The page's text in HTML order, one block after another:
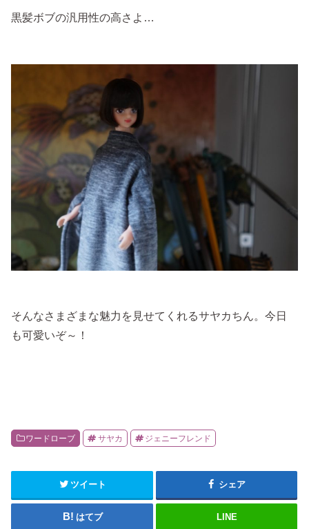
黒髪ボブの汎用性の高さよ…
そんなさまざまな魅力を見せてくれるサヤカちん。今日
も可愛いぞ～！
ワードローブ サヤカ ジェニーフレンド
ツイート シェア
はてブ LINE